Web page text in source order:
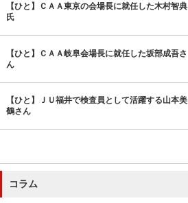
【ひと】ＣＡＡ東京の会場長に就任した木村智典
氏
【ひと】ＣＡＡ岐阜会場長に就任した坂部成吾さ
ん
【ひと】ＪＵ福井で検査員として活躍する山本美
鶴さん
コラム